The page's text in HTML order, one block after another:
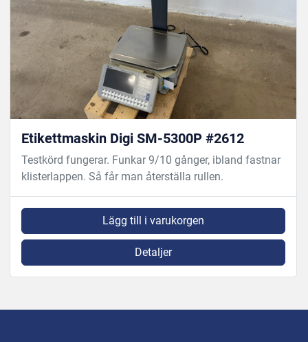
Etikettmaskin Digi SM-5300P #2612
Testkörd fungerar. Funkar 9/10 gånger, ibland fastnar
klisterlappen. Så får man återställa rullen.
Lägg till i varukorgen
Detaljer